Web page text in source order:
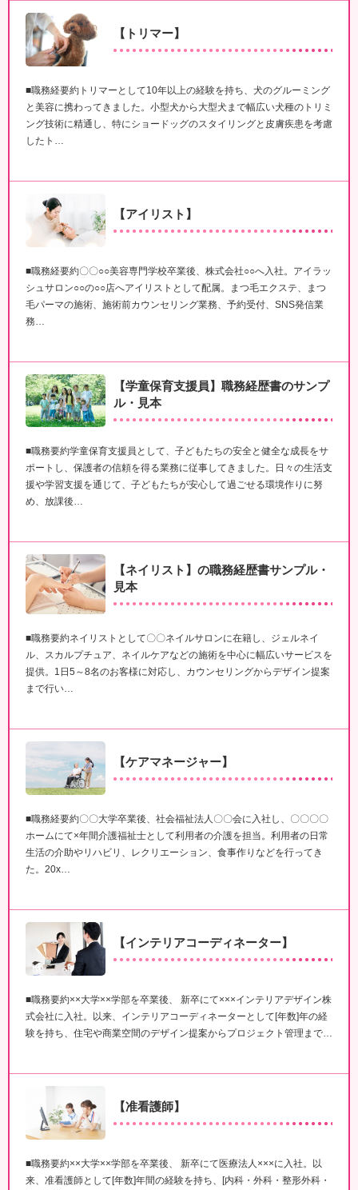
【トリマー】
■職務経要約トリマーとして10年以上の経験を持ち、犬のグルーミング
と美容に携わってきました。小型犬から大型犬まで幅広い犬種のトリミ
ング技術に精通し、特にショードッグのスタイリングと皮膚疾患を考慮
したト…
【アイリスト】
■職務経要約〇〇○○美容専門学校卒業後、株式会社○○へ入社。アイラッ
シュサロン○○の○○店へアイリストとして配属。まつ毛エクステ、まつ
毛パーマの施術、施術前カウンセリング業務、予約受付、SNS発信業
務…
【学童保育支援員】職務経歴書のサンプ
ル・見本
■職務要約学童保育支援員として、子どもたちの安全と健全な成長をサ
ポートし、保護者の信頼を得る業務に従事してきました。日々の生活支
援や学習支援を通じて、子どもたちが安心して過ごせる環境作りに努
め、放課後…
【ネイリスト】の職務経歴書サンプル・
見本
■職務要約ネイリストとして〇〇ネイルサロンに在籍し、ジェルネイ
ル、スカルプチュア、ネイルケアなどの施術を中心に幅広いサービスを
提供。1日5～8名のお客様に対応し、カウンセリングからデザイン提案
まで行い…
【ケアマネージャー】
■職務経要約〇〇大学卒業後、社会福祉法人〇〇会に入社し、〇〇〇〇
ホームにて×年間介護福祉士として利用者の介護を担当。利用者の日常
生活の介助やリハビリ、レクリエーション、食事作りなどを行ってき
た。20x…
【インテリアコーディネーター】
■職務要約××大学××学部を卒業後、 新卒にて×××インテリアデザイン株
式会社に入社。以来、インテリアコーディネーターとして[年数]年の経
験を持ち、住宅や商業空間のデザイン提案からプロジェクト管理まで…
【准看護師】
■職務要約××大学××学部を卒業後、 新卒にて医療法人×××に入社。以
来、准看護師として[年数]年間の経験を持ち、[内科・外科・整形外科・